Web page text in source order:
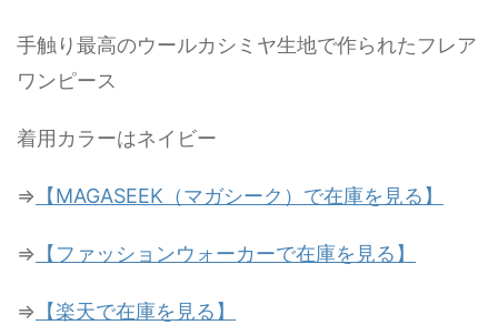
手触り最高のウールカシミヤ生地で作られたフレア
ワンピース
着用カラーはネイビー
⇒ 【MAGASEEK（マガシーク）で在庫を見る】
⇒ 【ファッションウォーカーで在庫を見る】
⇒ 【楽天で在庫を見る】